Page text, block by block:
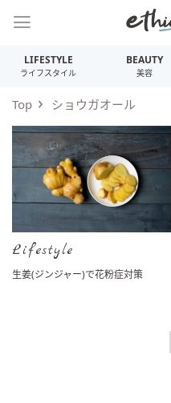
LIFESTYLE
ライフスタイル
BEAUTY
美容
Top ショウガオール
Lifestyle
生姜(ジンジャー)で花粉症対策